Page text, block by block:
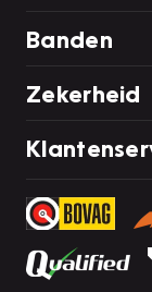
Banden
Zekerheid